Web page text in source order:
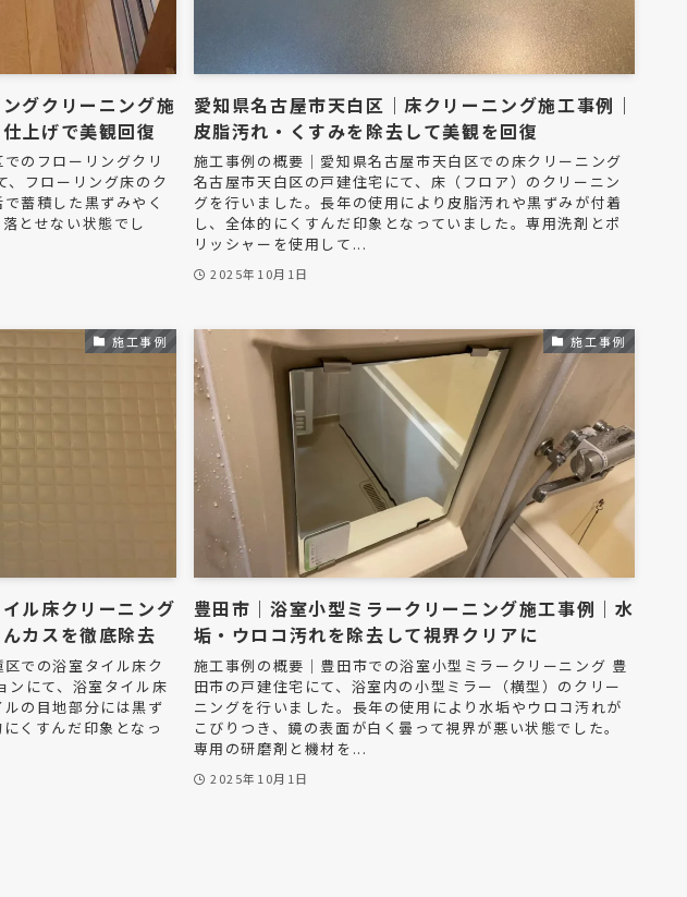
グクリーニング施
上げで美観回復
のフローリングクリ
、フローリング床のク
蓄積した黒ずみやく
とせない状態でし
愛知県名古屋市天白区｜床クリーニング施工事例｜
皮脂汚れ・くすみを除去して美観を回復
施工事例の概要｜愛知県名古屋市天白区での床クリーニング
名古屋市天白区の戸建住宅にて、床（フロア）のクリーニン
グを行いました。長年の使用により皮脂汚れや黒ずみが付着
し、全体的にくすんだ印象となっていました。専用洗剤とポ
リッシャーを使用して...
2025年10月1日
施工事例
ル床クリーニング
カスを徹底除去
での浴室タイル床ク
ンにて、浴室タイル床
の目地部分には黒ず
くすんだ印象となっ
施工事例
豊田市｜浴室小型ミラークリーニング施工事例｜水
垢・ウロコ汚れを除去して視界クリアに
施工事例の概要｜豊田市での浴室小型ミラークリーニング 豊
田市の戸建住宅にて、浴室内の小型ミラー（横型）のクリー
ニングを行いました。長年の使用により水垢やウロコ汚れが
こびりつき、鏡の表面が白く曇って視界が悪い状態でした。
専用の研磨剤と機材を...
2025年10月1日